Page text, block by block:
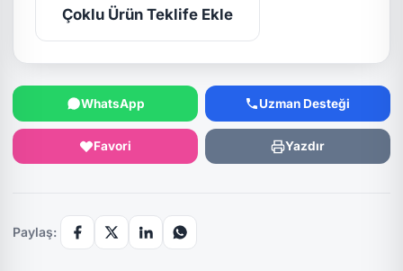
Çoklu Ürün Teklife Ekle
WhatsApp Uzman Desteği
Favori Yazdır
Paylaş: